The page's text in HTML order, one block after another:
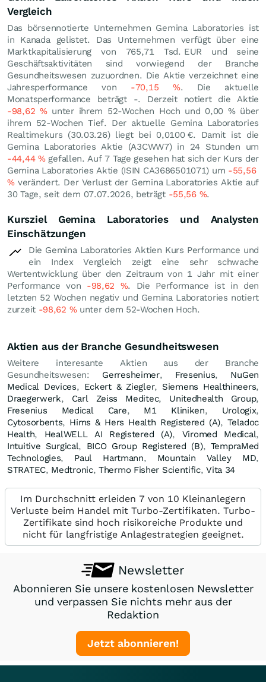
Vergleich
Das börsennotierte Unternehmen Gemina Laboratories ist
in Kanada gelistet. Das Unternehmen verfügt über eine
Marktkapitalisierung von 765,71 Tsd. EUR und seine
Geschäftsaktivitäten sind vorwiegend der Branche
Gesundheitswesen zuzuordnen. Die Aktie verzeichnet eine
Jahresperformance von -70,15 %. Die aktuelle
Monatsperformance beträgt -. Derzeit notiert die Aktie
-98,62 %unter ihrem 52-Wochen Hoch und 0,00 %über
ihrem 52-Wochen Tief. Der aktuelle Gemina Laboratories
Realtimekurs (30.03.26) liegt bei 0,0100 €. Damit ist die
Gemina Laboratories Aktie (A3CWW7) in 24 Stunden um
-44,44 %gefallen. Auf 7 Tage gesehen hat sich der Kurs der
Gemina Laboratories Aktie (ISIN CA3686501071) um -55,56
%verändert. Der Verlust der Gemina Laboratories Aktie auf
30 Tage, seit dem 07.07.2026, beträgt -55,56 %.
Kursziel Gemina Laboratories und Analysten
Einschätzungen
Die Gemina Laboratories Aktien Kurs Performance und
ein Index Vergleich zeigt eine sehr schwache
Wertentwicklung über den Zeitraum von 1 Jahr mit einer
Performance von -98,62 %. Die Performance ist in den
letzten 52 Wochen negativ und Gemina Laboratories notiert
zurzeit -98,62 %unter dem 52-Wochen Hoch.
Aktien aus der Branche Gesundheitswesen
Weitere interesante Aktien aus der Branche
Gesundheitswesen: Gerresheimer, Fresenius, NuGen
Medical Devices, Eckert & Ziegler, Siemens Healthineers,
Draegerwerk, Carl Zeiss Meditec, Unitedhealth Group,
Fresenius Medical Care, M1 Kliniken, Urologix,
Cytosorbents, Hims & Hers Health Registered (A),Teladoc
Health, HealWELL AI Registered (A), Viromed Medical,
Intuitive Surgical, BICO Group Registered (B), TempraMed
Technologies, Paul Hartmann, Mountain Valley MD,
STRATEC, Medtronic,Thermo Fisher Scientific,Vita 34
Im Durchschnitt erleiden 7 von 10 Kleinanlegern
Verluste beim Handel mit Turbo-Zertifikaten. Turbo-
Zertifikate sind hoch risikoreiche Produkte und
nicht für langfristige Anlagestrategien geeignet.
Newsletter
Abonnieren Sie unsere kostenlosen Newsletter
und verpassen Sie nichts mehr aus der
Redaktion
Jetzt abonnieren!